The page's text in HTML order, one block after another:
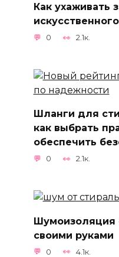
Как ухаживать
0 2.1к.
Шланги для
как выбрать
обеспечить
0 2.1к.
Шумоизоляция
своими руками
0 4.1к.